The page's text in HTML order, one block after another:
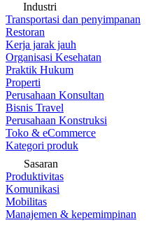
Industri
Transportasi dan penyimpanan
Restoran
Kerja jarak jauh
Organisasi Kesehatan
Praktik Hukum
Properti
Perusahaan Konsultan
Bisnis Travel
Perusahaan Konstruksi
Toko & eCommerce
Kategori produk
Sasaran
Produktivitas
Komunikasi
Mobilitas
Manajemen & kepemimpinan